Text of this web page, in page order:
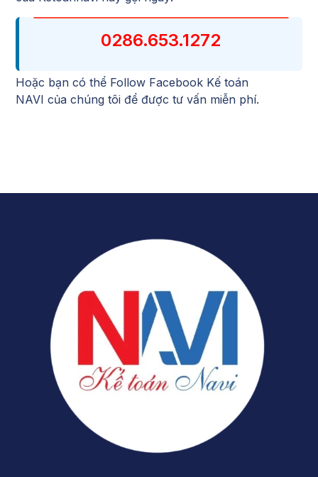
0286.653.1272
Hoặc bạn có thể Follow Facebook Kế toán
NAVI của chúng tôi để được tư vấn miễn phí.